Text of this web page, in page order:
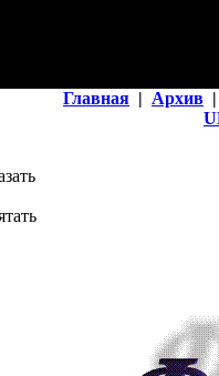
Главная | Архив |